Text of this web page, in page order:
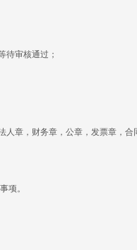
审核通过；
章，财务章，公章，发票章，合
项。